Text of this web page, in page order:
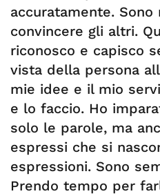
accuratamente.
convincere gli altri.
riconosco e capisco
vista della persona
mie idee e il mio
e lo faccio. Ho
solo le parole, ma
espressi che si
espressioni. Sono
Prendo tempo per